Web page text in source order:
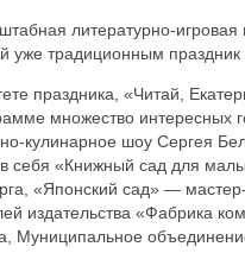
литературно-игровая
уже традиционным праздник
праздника, «Читай,
множество интересных
кулинарное шоу Сергея
себя «Книжный сад для
«Японский сад» —
издательства «Фабрика
Муниципальное